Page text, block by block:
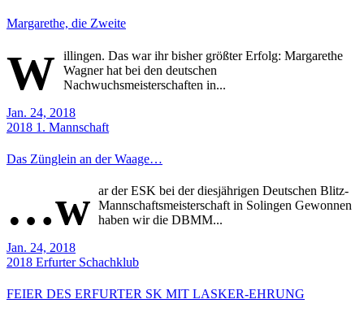
Margarethe, die Zweite
W
illingen. Das war ihr bisher größter Erfolg: Margarethe
Wagner hat bei den deutschen
Nachwuchsmeisterschaften in...
Jan. 24, 2018
2018 1. Mannschaft
Das Zünglein an der Waage…
…w ar der ESK bei der diesjährigen Deutschen Blitz-
Mannschaftsmeisterschaft in Solingen Gewonnen
haben wir die DBMM...
Jan. 24, 2018
2018 Erfurter Schachklub
FEIER DES ERFURTER SK MIT LASKER-EHRUNG